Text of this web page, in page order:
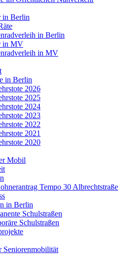
in Berlin
in Berlin
in MV
in MV
in Berlin
2026
2025
2024
2023
2022
2021
2020
Mobil
Tempo 30 Albrechtstraße
in Berlin
Schulstraßen
Schulstraßen
Seniorenmobilität